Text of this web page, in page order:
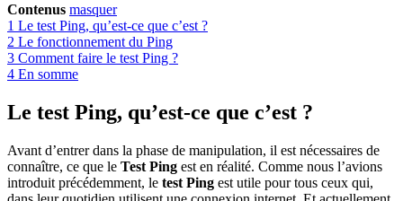
Contenus masquer
1 Le test Ping, qu’est-ce que c’est ?
2 Le fonctionnement du Ping
3 Comment faire le test Ping ?
4 En somme
Le test Ping, qu’est-ce que c’est ?
Avant d’entrer dans la phase de manipulation, il est nécessaires de
connaître, ce que le Test Ping est en réalité. Comme nous l’avions
introduit précédemment, le test Ping est utile pour tous ceux qui,